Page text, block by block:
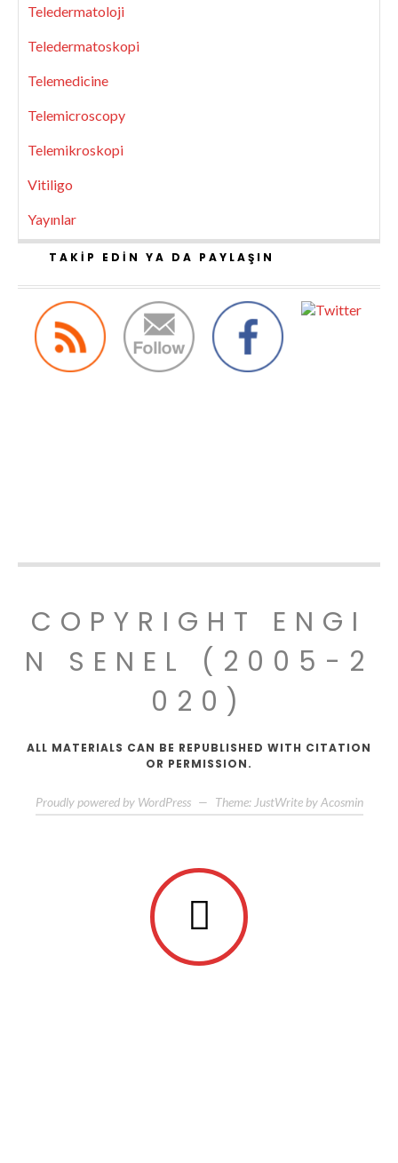
Teledermatoloji
Teledermatoskopi
Telemedicine
Telemicroscopy
Telemikroskopi
Vitiligo
Yayınlar
TAKIP EDIN YA DA PAYLAŞIN
COPYRIGHT ENGI
N SENEL (2005-2
020)
ALL MATERIALS CAN BE REPUBLISHED WITH CITATION
OR PERMISSION.
Proudly powered by WordPress — Theme: JustWrite by Acosmin